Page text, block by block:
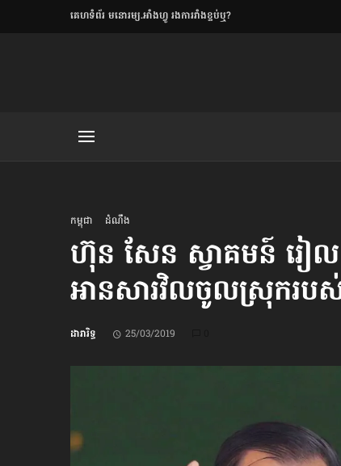
​គេហទំព័រ មនោរម្យ.អាំងហ្វូ រងការរាំងខ្ទប់ឬ?
កម្ពុជា ដំណឹង
ហ៊ុន សែន ស្វាគមន៍ រៀល
អានសារ​វិលចូល​ស្រុក​រ
ដារារិទ្ធ 25/03/2019
ត៖ «កាមតណ្ហា​
ខឹម វាសនា ថា«ស្រី
ប្រពៃណី​«ដេញប្រុស»